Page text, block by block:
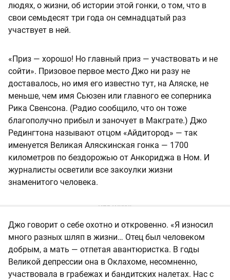
людях, о жизни, об истории этой гонки, о том, что в
свои семьдесят три года он семнадцатый раз
участвует в ней.
«Приз — хорошо! Но главный приз — участвовать и не
сойти». Призовое первое место Джо ни разу не
доставалось, но имя его известно тут, на Аляске, не
меньше, чем имя Сьюзен или главного ее соперника
Рика Свенсона. (Радио сообщило, что он тоже
благополучно прибыл и заночует в Макграте.) Джо
Редингтона называют отцом «Айдитород» — так
именуется Великая Аляскинская гонка — 1700
километров по бездорожью от Анкориджа в Ном. И
журналисты осветили все закоулки жизни
знаменитого человека.
Джо говорит о себе охотно и откровенно. «Я износил
много разных шляп в жизни… Отец был человеком
добрым, а мать — отпетая авантюристка. В годы
Великой депрессии она в Оклахоме, несомненно,
участвовала в грабежах и бандитских налетах. Нас с